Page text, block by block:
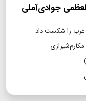
جوادی‌آملی
غرب را شکست داد